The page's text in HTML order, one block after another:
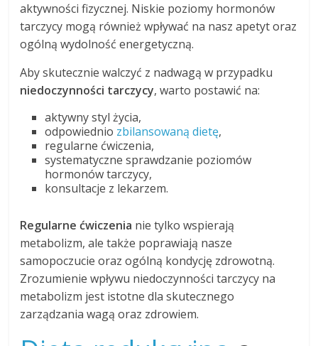
aktywności fizycznej. Niskie poziomy hormonów
tarczycy mogą również wpływać na nasz apetyt oraz
ogólną wydolność energetyczną.
Aby skutecznie walczyć z nadwagą w przypadku
niedoczynności tarczycy, warto postawić na:
aktywny styl życia,
odpowiednio zbilansowaną dietę,
regularne ćwiczenia,
systematyczne sprawdzanie poziomów
hormonów tarczycy,
konsultacje z lekarzem.
Regularne ćwiczenia nie tylko wspierają
metabolizm, ale także poprawiają nasze
samopoczucie oraz ogólną kondycję zdrowotną.
Zrozumienie wpływu niedoczynności tarczycy na
metabolizm jest istotne dla skutecznego
zarządzania wagą oraz zdrowiem.